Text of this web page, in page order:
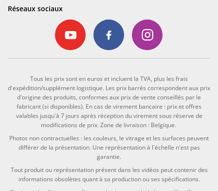
Réseaux sociaux
Tous les prix sont en euros et incluent la TVA, plus les frais
d'expédition/supplément logistique. Les prix barrés correspondent aux prix
d'origine des produits, conformes aux prix de vente conseillés par le
fabricant (si disponibles). En cas de virement bancaire : prix et offres
valables jusqu'à 7 jours après réception du virement sous réserve de
modifications de prix. Zone de livraison : Belgique.
Photos non contractuelles : les couleurs, le vitrage et les surfaces peuvent
différer de la présentation. Une représentation à l'échelle n'est pas
garantie.
Tout produit ou représentation présent dans les vidéos peut contenir des
informations obsolètes quant à sa production ou ses spécifications.